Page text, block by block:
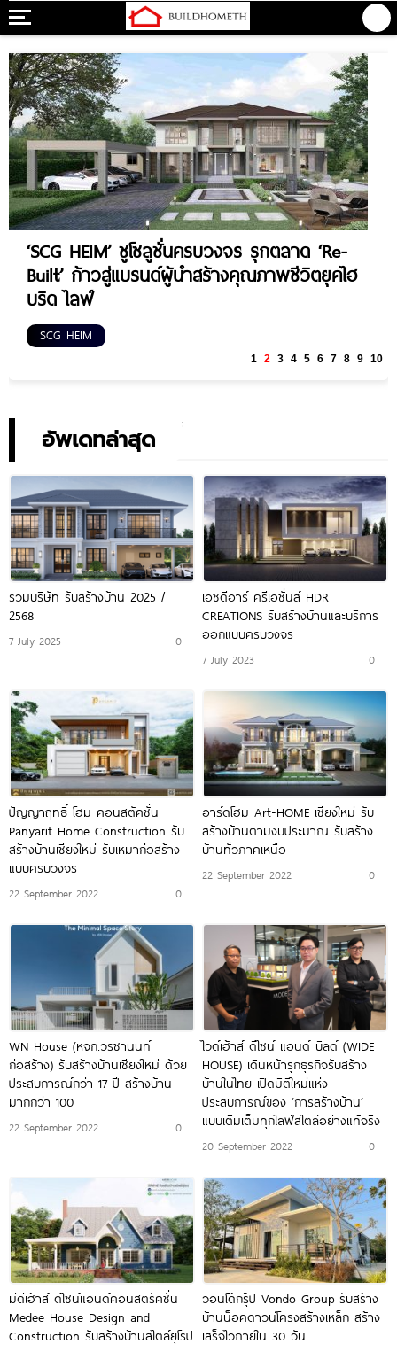
‘SCG HEIM’ ชูโซลูชั่นครบวงจร รุกตลาด ‘Re-
Built’ ก้าวสู่แบรนด์ผู้นำสร้างคุณภาพชีวิตยุคไฮ
บริด ไลฟ์
SCG HEIM
อัพเดทล่าสุด
รวมบริษัท รับสร้างบ้าน 2025 /
2568
7 July 2025 0
เอชดีอาร์ ครีเอชั่นส์ HDR
CREATIONS รับสร้างบ้านและบริการ
ออกแบบครบวงจร
7 July 2023 0
ปัญญาฤทธิ์ โฮม คอนสตัคชั่น
Panyarit Home Construction รับ
สร้างบ้านเชียงใหม่ รับเหมาก่อสร้าง
แบบครบวงจร
22 September 2022 0
อาร์ดโฮม Art-HOME เชียงใหม่ รับ
สร้างบ้านตามงบประมาณ รับสร้าง
บ้านทั่วภาคเหนือ
22 September 2022 0
WN House (หจก.วรชานนท์
ก่อสร้าง) รับสร้างบ้านเชียงใหม่ ด้วย
ประสบการณ์กว่า 17 ปี สร้างบ้าน
มากกว่า 100
22 September 2022 0
ไวด์เฮ้าส์ ดีไซน์ แอนด์ บิลด์ (WIDE
HOUSE) เดินหน้ารุกธุรกิจรับสร้าง
บ้านในไทย เปิดมิติใหม่แห่ง
ประสบการณ์ของ ‘การสร้างบ้าน’
แบบเติมเต็มทุกไลฟ์สไตล์อย่างแท้จริง
20 September 2022 0
มีดีเฮ้าส์ ดีไซน์แอนด์คอนสตรัคชั่น
Medee House Design and
Construction รับสร้างบ้านสไตล์ยุโรป
วอนโด้กรุ๊ป Vondo Group รับสร้าง
บ้านน็อคดาวน์โครงสร้างเหล็ก สร้าง
เสร็จไวภายใน 30 วัน